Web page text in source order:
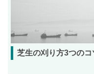
芝生の刈り方3つのコ